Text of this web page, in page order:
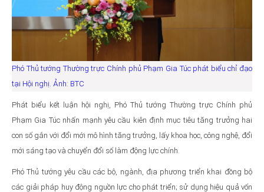
Phó Thủ tướng Thường trực Chính phủ Phạm Gia Túc phát biểu chỉ đạo
tại Hội nghị. Ảnh: BTC
Phát biểu kết luận hội nghị, Phó Thủ tướng Thường trực Chính phủ
Phạm Gia Túc nhấn mạnh yêu cầu kiên định mục tiêu tăng trưởng hai
con số gắn với đổi mới mô hình tăng trưởng, lấy khoa học, công nghệ, đổi
mới sáng tạo và chuyển đổi số làm động lực chính.
Phó Thủ tướng yêu cầu các bộ, ngành, địa phương triển khai đồng bộ
các giải pháp huy động nguồn lực cho phát triển; sử dụng hiệu quả vốn